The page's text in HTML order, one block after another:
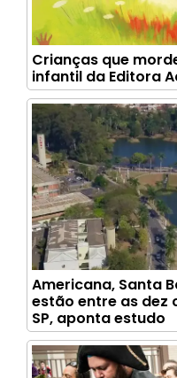
Crianças que
infantil da Editora
Americana, Santa
estão entre as dez
SP, aponta estudo